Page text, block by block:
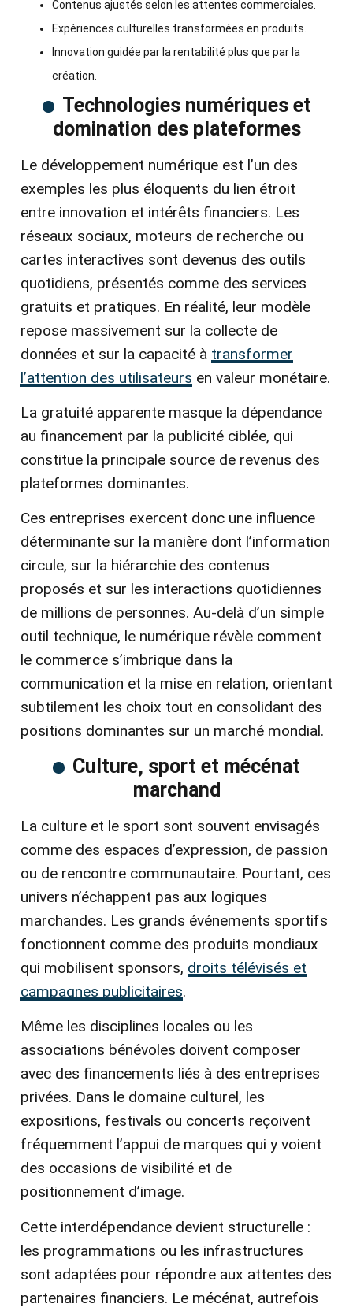
Contenus ajustés selon les attentes commerciales.
Expériences culturelles transformées en produits.
Innovation guidée par la rentabilité plus que par la
création.
Technologies numériques et
domination des plateformes
Le développement numérique est l’un des
exemples les plus éloquents du lien étroit
entre innovation et intérêts financiers. Les
réseaux sociaux, moteurs de recherche ou
cartes interactives sont devenus des outils
quotidiens, présentés comme des services
gratuits et pratiques. En réalité, leur modèle
repose massivement sur la collecte de
données et sur la capacité à transformer
l’attention des utilisateurs en valeur monétaire.
La gratuité apparente masque la dépendance
au financement par la publicité ciblée, qui
constitue la principale source de revenus des
plateformes dominantes.
Ces entreprises exercent donc une influence
déterminante sur la manière dont l’information
circule, sur la hiérarchie des contenus
proposés et sur les interactions quotidiennes
de millions de personnes. Au-delà d’un simple
outil technique, le numérique révèle comment
le commerce s’imbrique dans la
communication et la mise en relation, orientant
subtilement les choix tout en consolidant des
positions dominantes sur un marché mondial.
Culture, sport et mécénat
marchand
La culture et le sport sont souvent envisagés
comme des espaces d’expression, de passion
ou de rencontre communautaire. Pourtant, ces
univers n’échappent pas aux logiques
marchandes. Les grands événements sportifs
fonctionnent comme des produits mondiaux
qui mobilisent sponsors, droits télévisés et
campagnes publicitaires.
Même les disciplines locales ou les
associations bénévoles doivent composer
avec des financements liés à des entreprises
privées. Dans le domaine culturel, les
expositions, festivals ou concerts reçoivent
fréquemment l’appui de marques qui y voient
des occasions de visibilité et de
positionnement d’image.
Cette interdépendance devient structurelle :
les programmations ou les infrastructures
sont adaptées pour répondre aux attentes des
partenaires financiers. Le mécénat, autrefois